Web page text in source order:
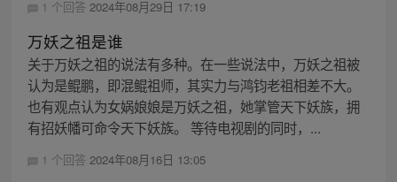
1 个回答 2024年08月29日 17:19
万妖之祖是谁
关于万妖之祖的说法有多种。在一些说法中，万妖之祖被
认为是鲲鹏，即混鲲祖师，其实力与鸿钧老祖相差不大。
也有观点认为女娲娘娘是万妖之祖，她掌管天下妖族，拥
有招妖幡可命令天下妖族。 等待电视剧的同时，...
1 个回答 2024年08月16日 13:05